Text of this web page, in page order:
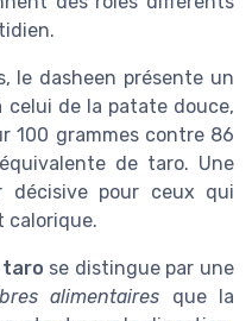
le dasheen présente un
de la patate douce,
100 grammes contre 86
de taro. Une
décisive pour ceux qui
calorique.
taro se distingue par une
alimentaires que la